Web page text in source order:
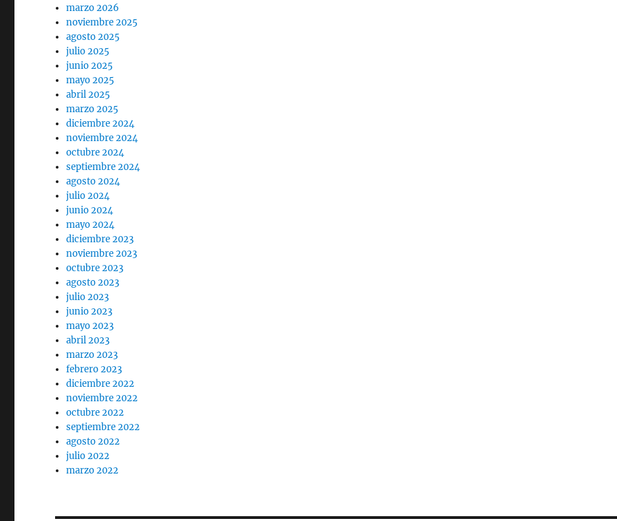
marzo 2026
noviembre 2025
agosto 2025
julio 2025
junio 2025
mayo 2025
abril 2025
marzo 2025
diciembre 2024
noviembre 2024
octubre 2024
septiembre 2024
agosto 2024
julio 2024
junio 2024
mayo 2024
diciembre 2023
noviembre 2023
octubre 2023
agosto 2023
julio 2023
junio 2023
mayo 2023
abril 2023
marzo 2023
febrero 2023
diciembre 2022
noviembre 2022
octubre 2022
septiembre 2022
agosto 2022
julio 2022
marzo 2022